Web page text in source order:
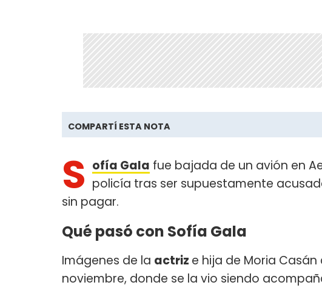
COMPARTÍ ESTA NOTA
S ofía Gala fue bajada de un avión en
policía tras ser supuestamente
sin pagar.
Qué pasó con Sofía Gala
Imágenes de la actriz e hija de Moria
noviembre, donde se la vio siendo